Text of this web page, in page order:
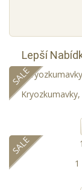
Lepší
SALE
SALE